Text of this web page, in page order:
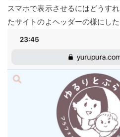
スマホで表示させるにはどうす
たサイトのよヘッダーの様にした